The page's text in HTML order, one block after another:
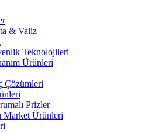
& Valiz
Teknolojileri
Ürünleri
Çözümleri
Prizler
Market Ürünleri